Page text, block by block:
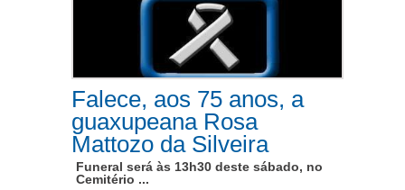
Falece, aos 75 anos, a
guaxupeana Rosa
Mattozo da Silveira
Funeral será às 13h30 deste sábado, no
Cemitério ...